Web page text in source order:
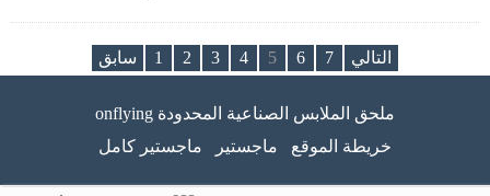
سابق 1 2 3 4 5 6 7 التالي
onflying ملحق الملابس الصناعية المحدودة
خريطة الموقع
ماجستير ماجستير كامل